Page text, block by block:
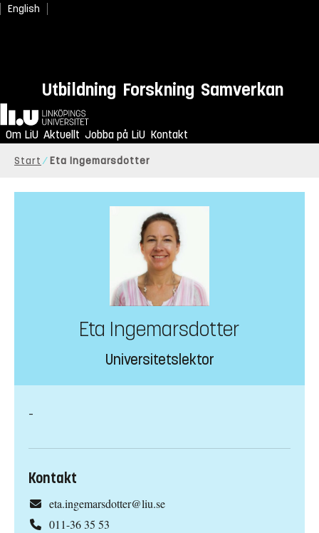
English
Utbildning Forskning Samverkan
Hem
Om LiU Aktuellt Jobba på LiU Kontakt
Start Eta Ingemarsdotter
Eta Ingemarsdotter
Universitetslektor
-
Kontakt
eta.ingemarsdotter@liu.se
011-36 35 53